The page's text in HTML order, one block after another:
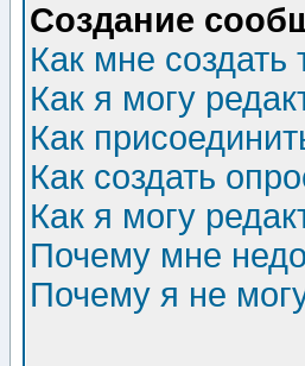
Создание
Как мне
Как я могу
Как
Как создать
Как я могу
Почему мне
Почему я не